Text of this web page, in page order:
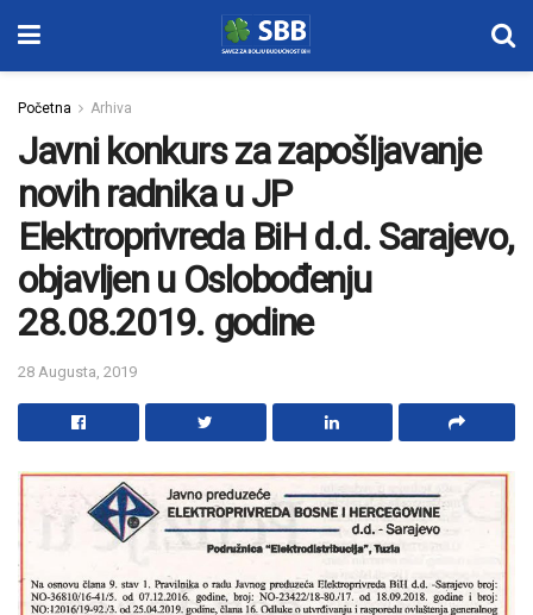
Početna Arhiva
Javni konkurs za zapošljavanje
novih radnika u JP
Elektroprivreda BiH d.d. Sarajevo,
objavljen u Oslobođenju
28.08.2019. godine
28 Augusta, 2019